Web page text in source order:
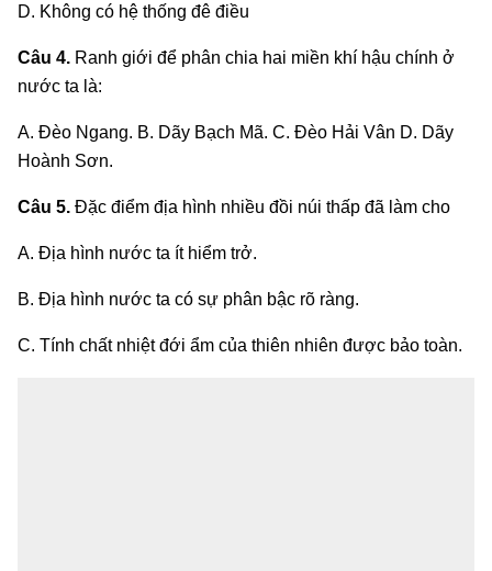
D. Không có hệ thống đê điều
Câu 4. Ranh giới để phân chia hai miền khí hậu chính ở
nước ta là:
A. Đèo Ngang. B. Dãy Bạch Mã. C. Đèo Hải Vân D. Dãy
Hoành Sơn.
Câu 5. Đặc điểm địa hình nhiều đồi núi thấp đã làm cho
A. Địa hình nước ta ít hiểm trở.
B. Địa hình nước ta có sự phân bậc rõ ràng.
C. Tính chất nhiệt đới ẩm của thiên nhiên được bảo toàn.